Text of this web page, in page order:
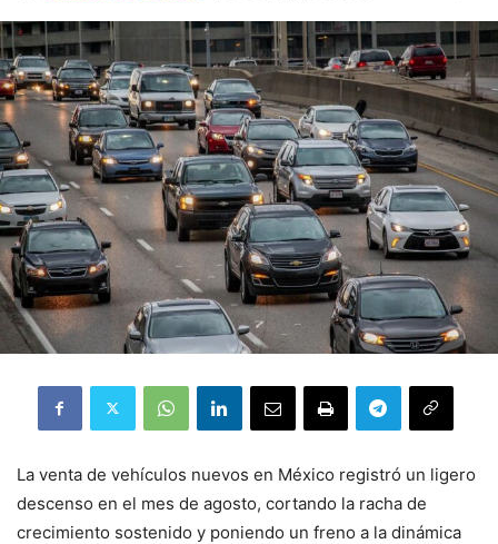
La venta de vehículos nuevos en México registró un ligero
descenso en el mes de agosto, cortando la racha de
crecimiento sostenido y poniendo un freno a la dinámica